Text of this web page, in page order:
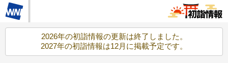
2026年の初詣情報の更新は終了しました。
2027年の初詣情報は12月に掲載予定です。